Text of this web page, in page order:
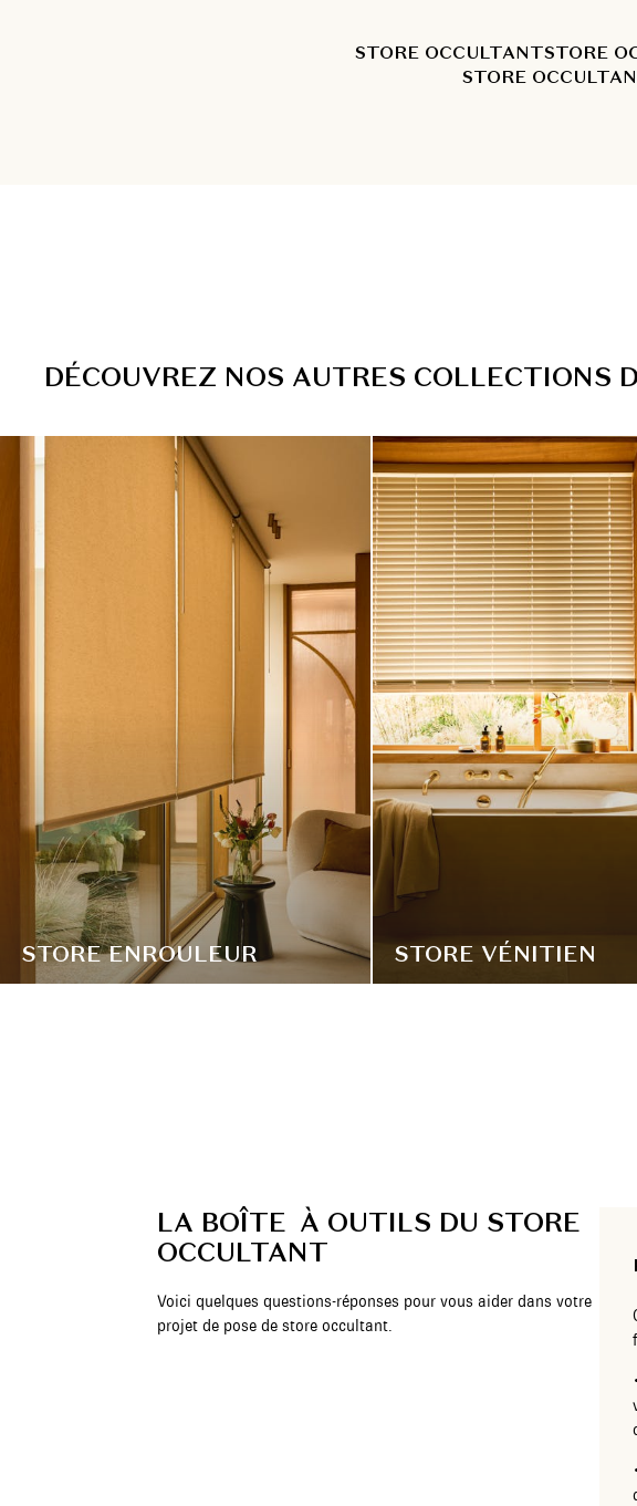
STORE OCCULTANTSTORE
STORE
DÉCOUVREZ NOS AUTRES COLLECTIONS D
STORE ENROULEUR STORE VÉNITIEN
LA BOÎTE À OUTILS DU STORE
OCCULTANT
Voici quelques questions-réponses pour vous aider dans votre
projet de pose de store occultant.